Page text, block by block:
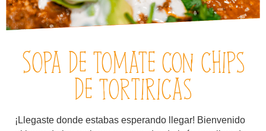
Sopa de tomate con chips
de TortiRicas
¡Llegaste donde estabas esperando llegar! Bienvenido